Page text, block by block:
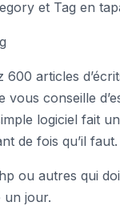
et Tag en
articles
vous conseille
logiciel fait
de fois qu’il faut.
ou autres qui
un jour.